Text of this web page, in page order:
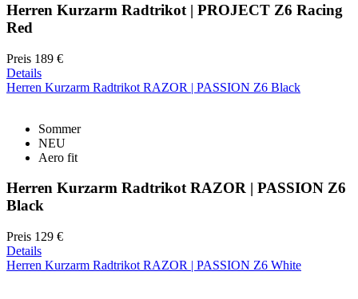
Herren Kurzarm Radtrikot | PROJECT Z6 Racing
Red
Preis 189 €
Details
Herren Kurzarm Radtrikot RAZOR | PASSION Z6 Black
Sommer
NEU
Aero fit
Herren Kurzarm Radtrikot RAZOR | PASSION Z6
Black
Preis 129 €
Details
Herren Kurzarm Radtrikot RAZOR | PASSION Z6 White